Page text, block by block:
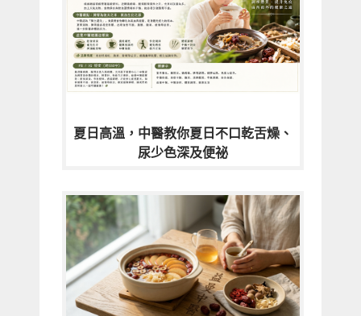
夏日高溫，中醫教你夏日不口乾舌燥、
尿少色深及便祕